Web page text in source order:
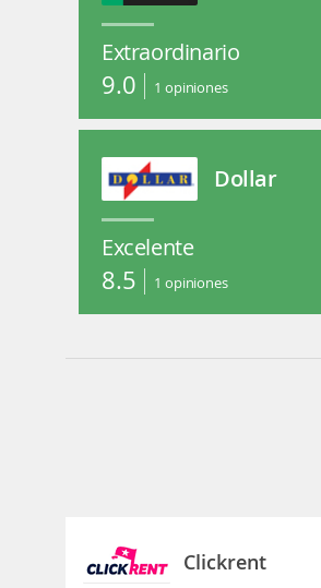
Extraordinario
9.0 1 opiniones
Dollar
Excelente
8.5 1 opiniones
Clickrent